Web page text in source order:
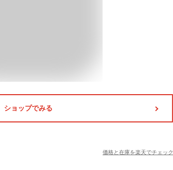
ショップでみる
価格と在庫を楽天でチェック